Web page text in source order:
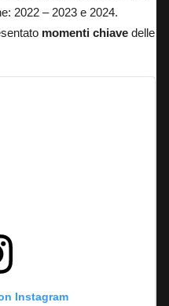
2022 – 2023 e 2024.
momenti chiave delle
Instagram